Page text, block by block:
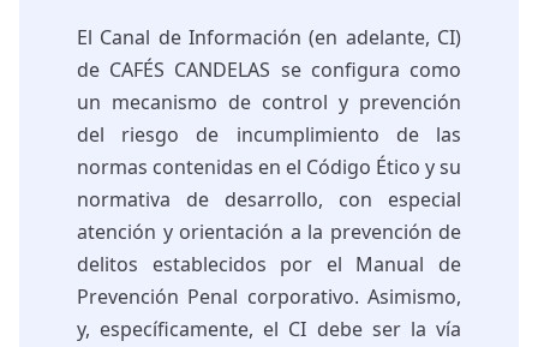
El Canal de Información (en adelante, CI)
de CAFÉS CANDELAS se configura como
un mecanismo de control y prevención
del riesgo de incumplimiento de las
normas contenidas en el Código Ético y su
normativa de desarrollo, con especial
atención y orientación a la prevención de
delitos establecidos por el Manual de
Prevención Penal corporativo. Asimismo,
y, específicamente, el CI debe ser la vía